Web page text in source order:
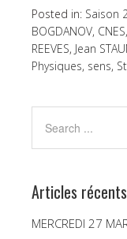
Posted in: Saison
BOGDANOV, CNES,
REEVES, Jean
Physiques, sens,
Articles récents
MERCREDI 27